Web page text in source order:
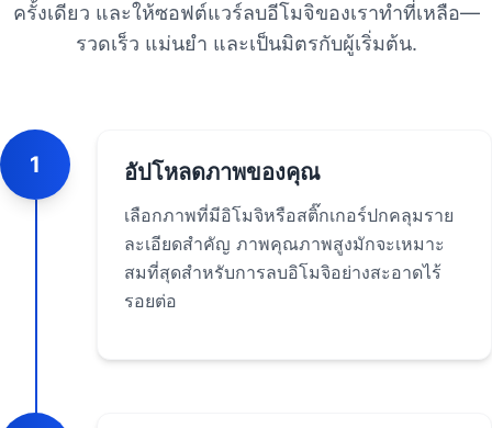
ครั้งเดียว และให้ซอฟต์แวร์ลบอีโมจิของเราทำที่เหลือ—
รวดเร็ว แม่นยำ และเป็นมิตรกับผู้เริ่มต้น.
1 อัปโหลดภาพของคุณ
เลือกภาพที่มีอิโมจิหรือสติ๊กเกอร์ปกคลุมราย
ละเอียดสำคัญ ภาพคุณภาพสูงมักจะเหมาะ
สมที่สุดสำหรับการลบอิโมจิอย่างสะอาดไร้
รอยต่อ